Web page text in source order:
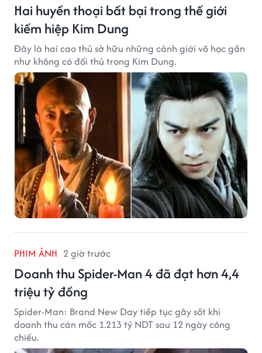
Hai huyền thoại bất bại trong thế giới
kiếm hiệp Kim Dung
Đây là hai cao thủ sở hữu những cảnh giới võ học gần
như không có đối thủ trong Kim Dung.
PHIM ẢNH 2 giờ trước
Doanh thu Spider-Man 4 đã đạt hơn 4,4
triệu tỷ đồng
Spider-Man: Brand New Day tiếp tục gây sốt khi
doanh thu cán mốc 1.213 tỷ NDT sau 12 ngày công
chiếu.